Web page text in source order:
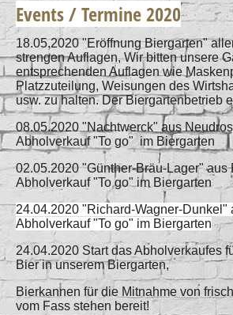
Events / Termine 2020
18.05.2020 "Eröffnung Biergarten"
strengen Auflagen, Wir bitten unsere
entsprechenden Auflagen wie
Platzzuteilung, Weisungen des
usw. zu halten. Der Biergartenbetrieb
08.05.2020 "Nachtwerck" aus
Abholverkauf "To go" im Biergarten
02.05.2020 "Günther-Bräu-Lager" aus
Abholverkauf "To go" im Biergarten
24.04.2020 "Richard-Wagner-Dunkel"
Abholverkauf "To go" im Biergarten
24.04.2020 Start das Abholverkaufes
Bier in unserem Biergarten,
Bierkannen für die Mitnahme von
vom Fass stehen bereit!